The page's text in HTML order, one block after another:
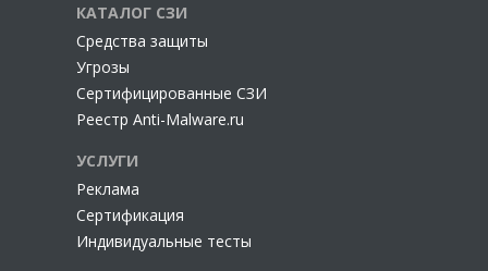
КАТАЛОГ СЗИ
Cредства защиты
Угрозы
Сертифицированные СЗИ
Реестр Anti-Malware.ru
УСЛУГИ
Реклама
Сертификация
Индивидуальные тесты